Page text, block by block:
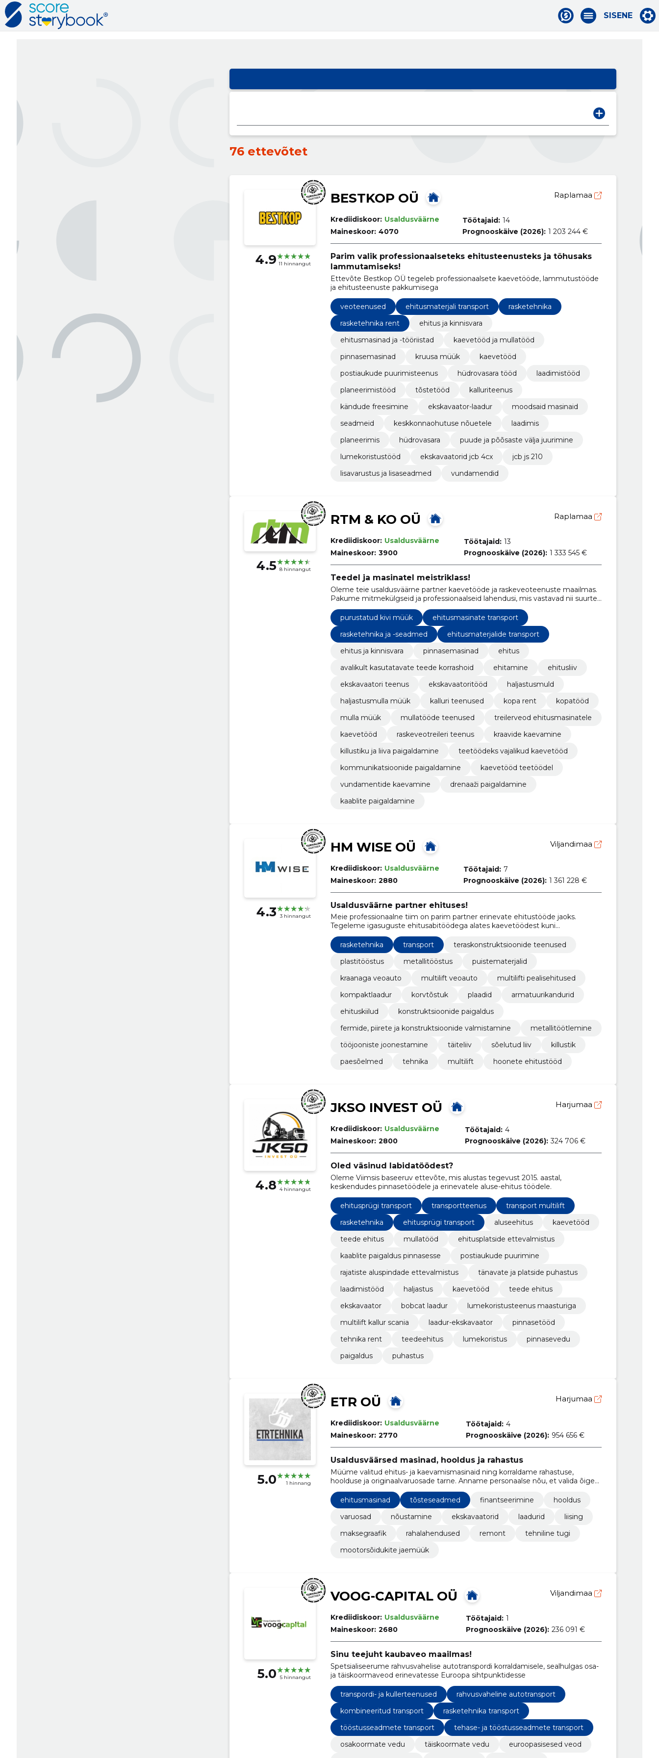
SISENE
76 ettevõtet
4.9 11 hinnangut
BESTKOP OÜ Raplamaa
Krediidiskoor: Usaldusväärne
Maineskoor: 4070
Töötajaid: 14
Prognooskäive (2026): 1 203 244 €
Parim valik professionaalseteks ehitusteenusteks ja tõhusaks
lammutamiseks!
Ettevõte Bestkop OÜ tegeleb professionaalsete kaevetööde, lammutustööde
ja ehitusteenuste pakkumisega
veoteenused ehitusmaterjali transport
rasketehnika
rasketehnika rent
ehitus ja kinnisvara
ehitusmasinad ja -tööriistad
kaevetööd ja mullatööd
pinnasemasinad
kruusa müük
kaevetööd
postiaukude puurimisteenus
hüdrovasara tööd
laadimistööd
planeerimistööd
tõstetööd
kalluriteenus
kändude freesimine
ekskavaator-laadur
moodsaid masinaid
seadmeid
keskkonnaohutuse nõuetele
laadimis
planeerimis
hüdrovasara
puude ja põõsaste välja juurimine
lumekoristustööd
ekskavaatorid jcb 4cx
jcb js 210
lisavarustus ja lisaseadmed
vundamendid
4.5 8 hinnangut
RTM & KO OÜ Raplamaa
Krediidiskoor: Usaldusväärne
Maineskoor: 3900
Töötajaid: 13
Prognooskäive (2026): 1 333 545 €
Teedel ja masinatel meistriklass!
Oleme teie usaldusväärne partner kaevetööde ja raskeveoteenuste maailmas.
Pakume mitmekülgseid ja professionaalseid lahendusi, mis vastavad nii suurte
purustatud kivi müük
ehitusmasinate transport
rasketehnika ja -seadmed
ehitusmaterjalide transport
ehitus ja kinnisvara
pinnasemasinad
ehitus
avalikult kasutatavate teede korrashoid
ehitamine
ehitusliiv
ekskavaatori teenus
ekskavaatoritööd
haljastusmuld
haljastusmulla müük
kalluri teenused kopa rent
kopatööd
mulla müük
mullatööde teenused
treilerveod ehitusmasinatele
kaevetööd
raskeveotreileri teenus
kraavide kaevamine
killustiku ja liiva paigaldamine
teetöödeks vajalikud kaevetööd
kommunikatsioonide paigaldamine
kaevetööd teetöödel
vundamentide kaevamine
drenaaži paigaldamine
kaablite paigaldamine
4.3 3 hinnangut
HM WISE OÜ Viljandimaa
Krediidiskoor: Usaldusväärne
Maineskoor: 2880
Töötajaid: 7
Prognooskäive (2026): 1 361 228 €
Usaldusväärne partner ehituses!
Meie professionaalne tiim on parim partner erinevate ehitustööde jaoks.
Tegeleme igasuguste ehitusabitöödega alates kaevetöödest kuni
metallitöödeni välja!
rasketehnika
transport
teraskonstruktsioonide teenused
plastitööstus
metallitööstus
puistematerjalid
kraanaga veoauto
multilift veoauto
multilifti pealisehitused
kompaktlaadur
korvtõstuk plaadid
armatuurikandurid
ehituskiilud
konstruktsioonide paigaldus
fermide, piirete ja konstruktsioonide valmistamine
metallitöötlemine
tööjooniste joonestamine
täiteliiv sõelutud liiv
killustik
paesõelmed
tehnika multilift hoonete ehitustööd
4.8 4 hinnangut
JKSO INVEST OÜ Harjumaa
Krediidiskoor: Usaldusväärne
Maineskoor: 2800
Töötajaid: 4
Prognooskäive (2026): 324 706 €
Oled väsinud labidatöödest?
Oleme Viimsis baseeruv ettevõte, mis alustas tegevust 2015. aastal,
keskendudes pinnasetöödele ja erinevatele aluse-ehitus töödele.
ehitusprügi transport transportteenus
transport multilift
rasketehnika
ehitusprügi transport aluseehitus
kaevetööd
teede ehitus
mullatööd
ehitusplatside ettevalmistus
kaablite paigaldus pinnasesse
postiaukude puurimine
rajatiste aluspindade ettevalmistus
tänavate ja platside puhastus
laadimistööd
haljastus kaevetööd
teede ehitus
ekskavaator
bobcat laadur
lumekoristusteenus maasturiga
multilift kallur scania
laadur-ekskavaator
pinnasetööd
tehnika rent
teedeehitus lumekoristus
pinnasevedu
paigaldus
puhastus
5.0 1 hinnang
ETR OÜ Harjumaa
Krediidiskoor: Usaldusväärne
Maineskoor: 2770
Töötajaid: 4
Prognooskäive (2026): 954 656 €
Usaldusväärsed masinad, hooldus ja rahastus
Müüme valitud ehitus- ja kaevamismasinaid ning korraldame rahastuse,
hoolduse ja originaalvaruosade tarne. Anname personaalse nõu, et valida õige
masin ja vähendada seisakuid.
ehitusmasinad
tõsteseadmed finantseerimine
hooldus
varuosad
nõustamine ekskavaatorid laadurid
liising
maksegraafik
rahalahendused remont
tehniline tugi
mootorsõidukite jaemüük
5.0 5 hinnangut
VOOG-CAPITAL OÜ Viljandimaa
Krediidiskoor: Usaldusväärne
Maineskoor: 2680
Töötajaid: 1
Prognooskäive (2026): 236 091 €
Sinu teejuht kaubaveo maailmas!
Spetsialiseerume rahvusvahelise autotranspordi korraldamisele, sealhulgas osa-
ja täiskoormaveod erinevatesse Euroopa sihtpunktidesse
transpordi- ja kullerteenused
rahvusvaheline autotransport
kombineeritud transport
rasketehnika transport
tööstusseadmete transport
tehase- ja tööstusseadmete transport
osakoormate vedu
täiskoormate vedu
euroopasisesed veod